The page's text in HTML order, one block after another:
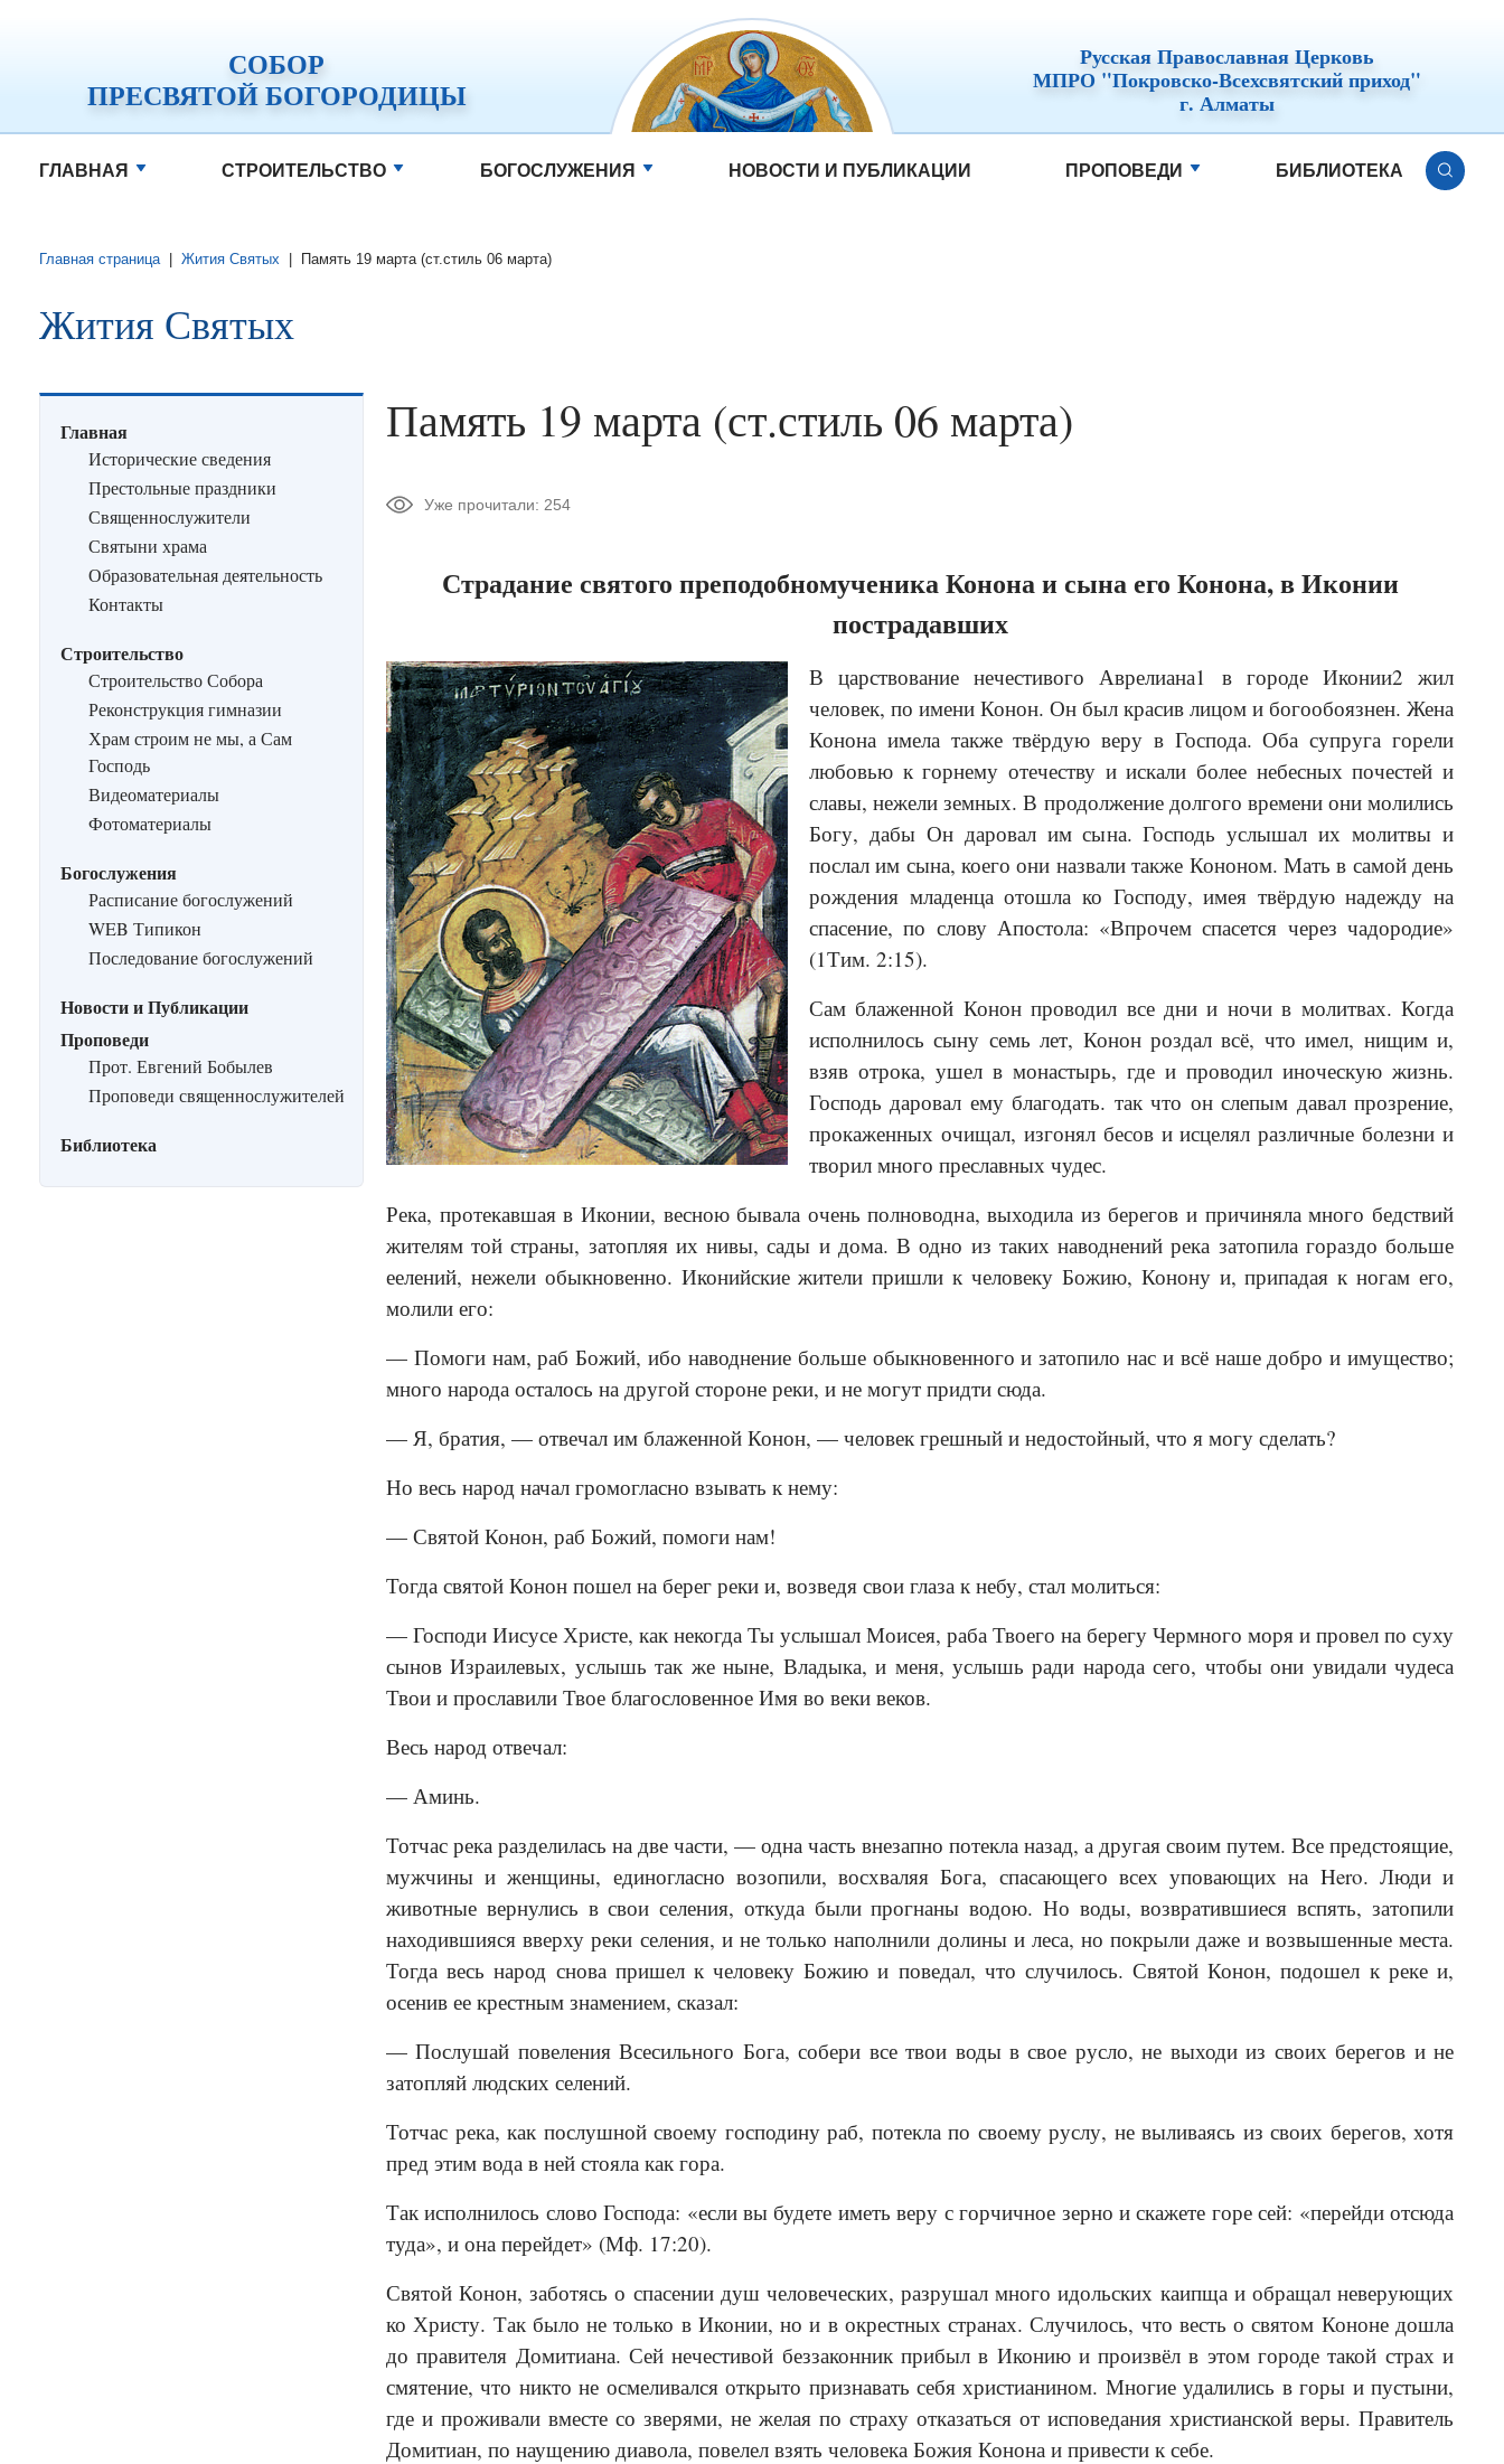
СОБОР
ПРЕСВЯТОЙ БОГОРОДИЦЫ
Русская Православная Церковь
МПРО "Покровско-Всехсвятский приход"
г. Алматы
ГЛАВНАЯ СТРОИТЕЛЬСТВО БОГОСЛУЖЕНИЯ НОВОСТИ И ПУБЛИКАЦИИ ПРОПОВЕДИ БИБЛИОТЕКА
Главная страница | Жития Святых | Память 19 марта (ст.стиль 06 марта)
Жития Святых
Главная
Исторические сведения
Престольные праздники
Священнослужители
Святыни храма
Образовательная деятельность
Контакты
Строительство
Строительство Собора
Реконструкция гимназии
Храм строим не мы, а Сам
Господь
Видеоматериалы
Фотоматериалы
Богослужения
Расписание богослужений
WEB Типикон
Последование богослужений
Новости и Публикации
Проповеди
Прот. Евгений Бобылев
Проповеди священнослужителей
Библиотека
Память 19 марта (ст.стиль 06 марта)
Уже прочитали: 254
Страдание святого преподобномученика Конона и сына его Конона, в Иконии
пострадавших
В царствование нечестивого Аврелиана1 в городе Иконии2 жил
человек, по имени Конон. Он был красив лицом и богообоязнен. Жена
Конона имела также твёрдую веру в Господа. Оба супруга горели
любовью к горнему отечеству и искали более небесных почестей и
славы, нежели земных. В продолжение долгого времени они молились
Богу, дабы Он даровал им сына. Господь услышал их молитвы и
послал им сына, коего они назвали также Кононом. Мать в самой день
рождения младенца отошла ко Господу, имея твёрдую надежду на
спасение, по слову Апостола: «Впрочем спасется через чадородие»
(1Тим. 2:15).
Сам блаженной Конон проводил все дни и ночи в молитвах. Когда
исполнилось сыну семь лет, Конон роздал всё, что имел, нищим и,
взяв отрока, ушел в монастырь, где и проводил иноческую жизнь.
Господь даровал ему благодать. так что он слепым давал прозрение,
прокаженных очищал, изгонял бесов и исцелял различные болезни и
творил много преславных чудес.
Река, протекавшая в Иконии, весною бывала очень полноводна, выходила из берегов и причиняла много бедствий
жителям той страны, затопляя их нивы, сады и дома. В одно из таких наводнений река затопила гораздо больше
еелений, нежели обыкновенно. Иконийские жители пришли к человеку Божию, Конону и, припадая к ногам его,
молили его:
— Помоги нам, раб Божий, ибо наводнение больше обыкновенного и затопило нас и всё наше добро и имущество;
много народа осталось на другой стороне реки, и не могут придти сюда.
— Я, братия, — отвечал им блаженной Конон, — человек грешный и недостойный, что я могу сделать?
Но весь народ начал громогласно взывать к нему:
— Святой Конон, раб Божий, помоги нам!
Тогда святой Конон пошел на берег реки и, возведя свои глаза к небу, стал молиться:
— Господи Иисусе Христе, как некогда Ты услышал Моисея, раба Твоего на берегу Чермного моря и провел по суху
сынов Израилевых, услышь так же ныне, Владыка, и меня, услышь ради народа сего, чтобы они увидали чудеса
Твои и прославили Твое благословенное Имя во веки веков.
Весь народ отвечал:
— Аминь.
Тотчас река разделилась на две части, — одна часть внезапно потекла назад, а другая своим путем. Все предстоящие,
мужчины и женщины, единогласно возопили, восхваляя Бога, спасающего всех уповающих на Hero. Люди и
животные вернулись в свои селения, откуда были прогнаны водою. Но воды, возвратившиеся вспять, затопили
находившияся вверху реки селения, и не только наполнили долины и леса, но покрыли даже и возвышенные места.
Тогда весь народ снова пришел к человеку Божию и поведал, что случилось. Святой Конон, подошел к реке и,
осенив ее крестным знамением, сказал:
— Послушай повеления Всесильного Бога, собери все твои воды в свое русло, не выходи из своих берегов и не
затопляй людских селений.
Тотчас река, как послушной своему господину раб, потекла по своему руслу, не выливаясь из своих берегов, хотя
пред этим вода в ней стояла как гора.
Так исполнилось слово Господа: «если вы будете иметь веру с горчичное зерно и скажете горе сей: «перейди отсюда
туда», и она перейдет» (Мф. 17:20).
Святой Конон, заботясь о спасении душ человеческих, разрушал много идольских каипща и обращал неверующих
ко Христу. Так было не только в Иконии, но и в окрестных странах. Случилось, что весть о святом Кононе дошла
до правителя Домитиана. Сей нечестивой беззаконник прибыл в Иконию и произвёл в этом городе такой страх и
смятение, что никто не осмеливался открыто признавать себя христианином. Многие удалились в горы и пустыни,
где и проживали вместе со зверями, не желая по страху отказаться от исповедания христианской веры. Правитель
Домитиан, по наущению диавола, повелел взять человека Божия Конона и привести к себе.